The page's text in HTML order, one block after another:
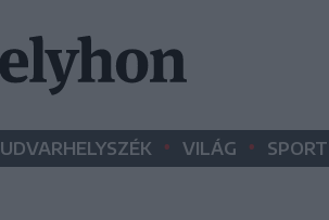
UDVARHELYSZÉK • VILÁG • SPORT